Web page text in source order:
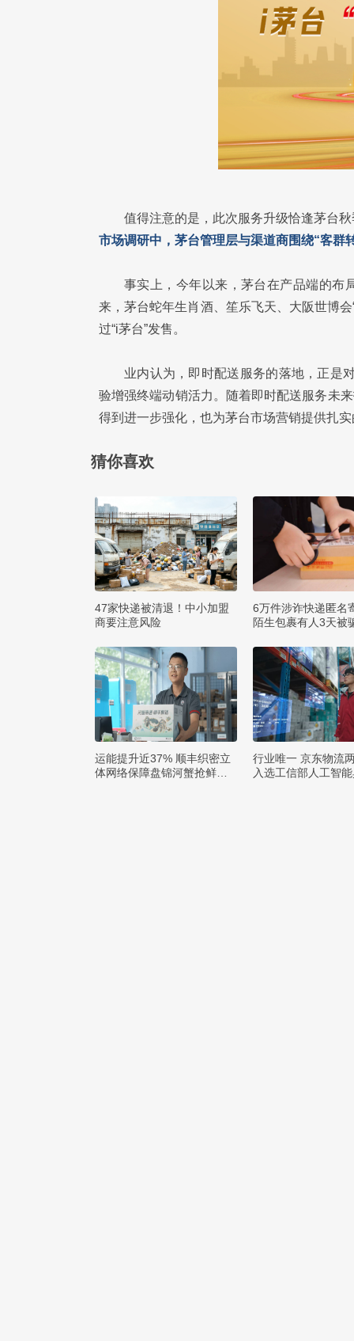
值得注意的是，此次服务升级恰逢茅台
市场调研中，茅台管理层与渠道商围绕“客群
事实上，今年以来，茅台在产品端的布
来，茅台蛇年生肖酒、笙乐飞天、大阪世博
过“i茅台”发售。
业内认为，即时配送服务的落地，正是
验增强终端动销活力。随着即时配送服务未
得到进一步强化，也为茅台市场营销提供扎
猜你喜欢
47家快递被清退！中小加盟
商要注意风险
6万件涉诈快递匿名
陌生包裹有人3天被
运能提升近37% 顺丰织密立
体网络保障盘锦河蟹抢鲜出
行业唯一 京东物流
入选工信部人工智